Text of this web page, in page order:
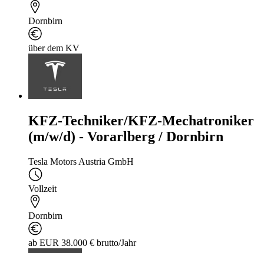
Dornbirn
über dem KV
KFZ-Techniker/KFZ-Mechatroniker
(m/w/d) - Vorarlberg / Dornbirn
Tesla Motors Austria GmbH
Vollzeit
Dornbirn
ab EUR 38.000 € brutto/Jahr